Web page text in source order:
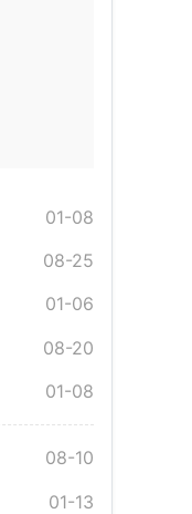
01-08
08-25
01-06
08-20
01-08
08-10
01-13